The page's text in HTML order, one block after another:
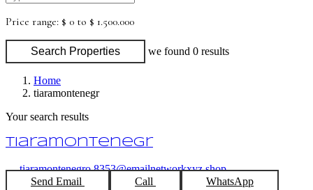
Price range: $ 0 to $ 1.500.000
Search Properties we found 0 results
Home
tiaramontenegr
Your search results
tiaramontenegr
tiaramontenegro.8353@emailnetworkxyz.shop
Send Email
Call WhatsApp